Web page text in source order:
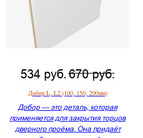
534 руб.670 руб.
Добор L, L2 (100, 150, 200мм)
Добор — это деталь, которая
применяется для закрытия торцов
дверного проёма. Она придаёт